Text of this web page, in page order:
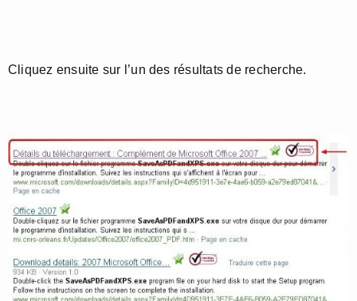
Cliquez ensuite sur l’un des résultats de recherche.